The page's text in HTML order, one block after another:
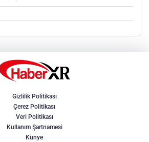
Gizlilik Politikası
Çerez Politikası
Veri Politikası
Kullanım Şartnamesi
Künye